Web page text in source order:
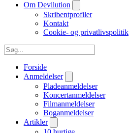
Om Devilution
Skribentprofiler
Kontakt
Cookie- og privatlivspolitik
Forside
Anmeldelser
Pladeanmeldelser
Koncertanmeldelser
Filmanmeldelser
Boganmeldelser
Artikler